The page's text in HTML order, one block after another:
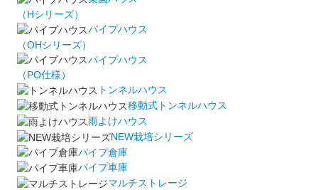
（Hシリーズ）
パイプハウス
（OHシリーズ）
パイプハウス
（PO仕様）
トンネルハウス
移動式トンネルハウス
雨よけハウス
NEW栽培シリーズ
パイプ倉庫
パイプ車庫
マルチストレージ